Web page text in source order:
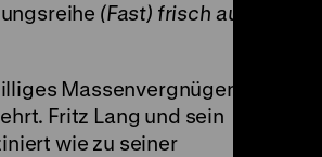
(Fast) frisch aus
Massenvergnügen,
Fritz Lang und sein
wie zu seiner